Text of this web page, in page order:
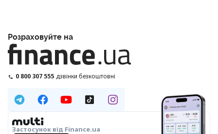
Розраховуйте на
0 800 307 555 дзвінки безкоштовні
Застосунок від Finance.ua